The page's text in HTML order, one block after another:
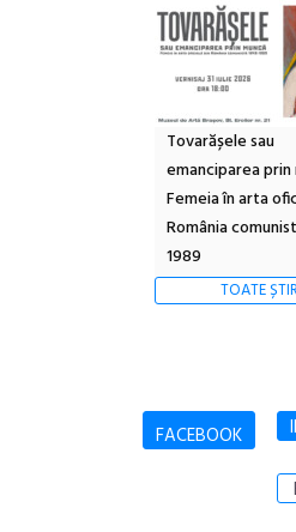
Tovarășele sau
emanciparea prin
Femeia în arta
România
1989
TOATE
FACEBOOK